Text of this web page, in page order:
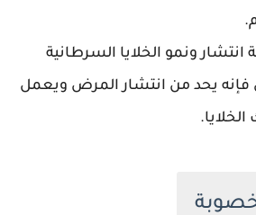
انتشار ونمو الخلايا السرطانية
فإنه يحد من انتشار المرض ويعمل